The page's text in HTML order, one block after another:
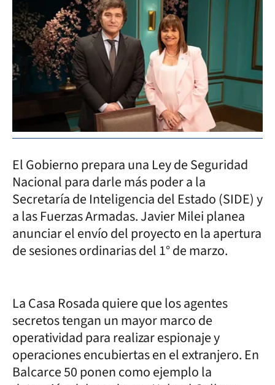
El Gobierno prepara una Ley de Seguridad
Nacional para darle más poder a la
Secretaría de Inteligencia del Estado (SIDE) y
a las Fuerzas Armadas. Javier Milei planea
anunciar el envío del proyecto en la apertura
de sesiones ordinarias del 1° de marzo.
La Casa Rosada quiere que los agentes
secretos tengan un mayor marco de
operatividad para realizar espionaje y
operaciones encubiertas en el extranjero. En
Balcarce 50 ponen como ejemplo la